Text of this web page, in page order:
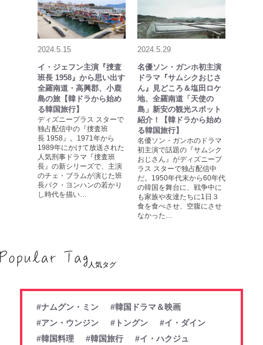
2024.5.15
イ・ジェフン主演『捜査
班長 1958』から思い出す
全羅南道・高興郡、小鹿
島の旅【韓ドラから始め
る韓国旅行】
ディズニープラス スターで
独占配信中の『捜査班
長 1958』。1971年から
1989年にかけて放送された
人気刑事ドラマ『捜査班
長』の新シリーズで、主演
のチェ・ブラムが演じた班
長パク・ヨンハンの若かり
し時代を描い…
2024.5.29
名優ソン・ガンホ初主演
ドラマ『サムシクおじさ
ん』見どころ＆塩田ロケ
地、全羅南道「天使の
島」新安の観光スポット
紹介！【韓ドラから始め
る韓国旅行】
名優ソン・ガンホのドラマ
初主演で話題の『サムシク
おじさん』がディズニープ
ラス スターで独占配信中
だ。1950年代末から60年代
の韓国を舞台に、戦争中に
も家族や友達たちに1日３
食を食べさせ、空腹にさせ
なかった…
人気タグ
#ナムグン・ミン
#韓国ドラマ＆映画
#アン・ウンジン
#トングン
#イ・ダイン
#韓国料理
#韓国旅行
#イ・ハクジュ